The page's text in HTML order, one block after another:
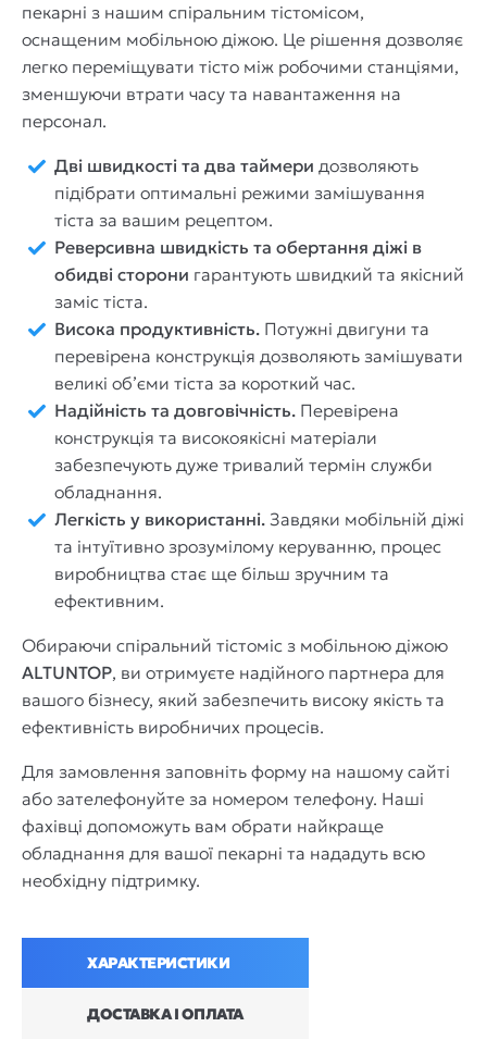
пекарні з нашим спіральним тістомісом,
оснащеним мобільною діжою. Це рішення дозволяє
легко переміщувати тісто між робочими станціями,
зменшуючи втрати часу та навантаження на
персонал.
Дві швидкості та два таймери дозволяють
підібрати оптимальні режими замішування
тіста за вашим рецептом.
Реверсивна швидкість та обертання діжі в
обидві сторони гарантують швидкий та якісний
заміс тіста.
Висока продуктивність. Потужні двигуни та
перевірена конструкція дозволяють замішувати
великі об’єми тіста за короткий час.
Надійність та довговічність. Перевірена
конструкція та високоякісні матеріали
забезпечують дуже тривалий термін служби
обладнання.
Легкість у використанні. Завдяки мобільній діжі
та інтуїтивно зрозумілому керуванню, процес
виробництва стає ще більш зручним та
ефективним.
Обираючи спіральний тістоміс з мобільною діжою
ALTUNTOP, ви отримуєте надійного партнера для
вашого бізнесу, який забезпечить високу якість та
ефективність виробничих процесів.
Для замовлення заповніть форму на нашому сайті
або зателефонуйте за номером телефону. Наші
фахівці допоможуть вам обрати найкраще
обладнання для вашої пекарні та нададуть всю
необхідну підтримку.
ХАРАКТЕРИСТИКИ
ДОСТАВКА І ОПЛАТА